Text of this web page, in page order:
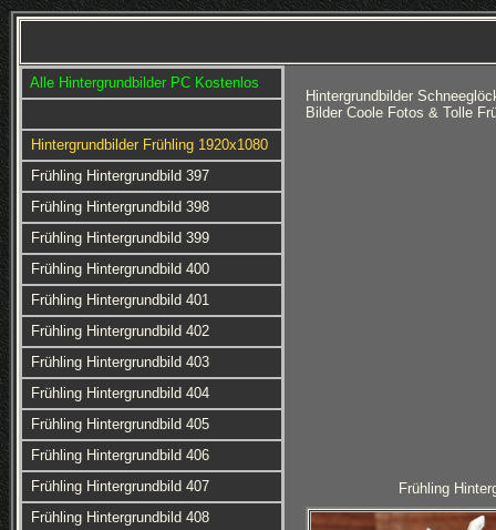
Alle Hintergrundbilder PC Kostenlos
Hintergrundbilder Frühling 1920x1080
Frühling Hintergrundbild 397
Frühling Hintergrundbild 398
Frühling Hintergrundbild 399
Frühling Hintergrundbild 400
Frühling Hintergrundbild 401
Frühling Hintergrundbild 402
Frühling Hintergrundbild 403
Frühling Hintergrundbild 404
Frühling Hintergrundbild 405
Frühling Hintergrundbild 406
Frühling Hintergrundbild 407
Frühling Hintergrundbild 408
Hintergrundbilder
Bilder Coole Fotos & Tolle
Frühling